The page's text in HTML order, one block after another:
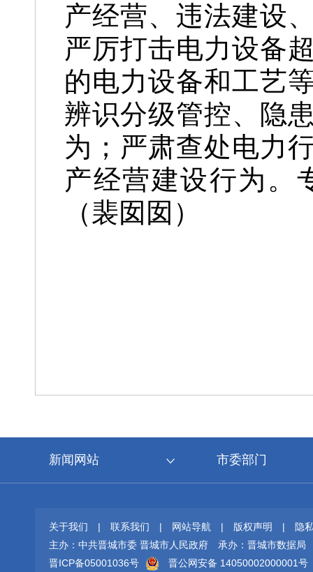
产经营、违法建设
严厉打击电力设备
的电力设备和工艺
辨识分级管控、隐
为；严肃查处电力
产经营建设行为。
（裴囡囡 ）
新闻网站 市委部门
关于我们 | 联系我们 | 网站导航 | 版权声明 |
隐
主办：中共晋城市委 晋城市人民政府
承办：晋城市数据局
晋ICP备05001036号
晋公网安备 14050002000001号